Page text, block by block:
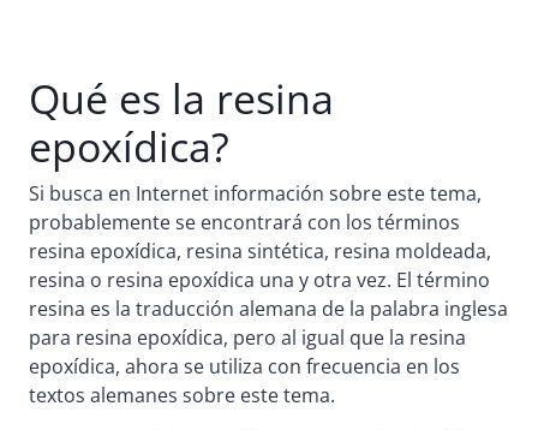
Qué es la resina
epoxídica?
Si busca en Internet información sobre este tema,
probablemente se encontrará con los términos
resina epoxídica, resina sintética, resina moldeada,
resina o resina epoxídica una y otra vez. El término
resina es la traducción alemana de la palabra inglesa
para resina epoxídica, pero al igual que la resina
epoxídica, ahora se utiliza con frecuencia en los
textos alemanes sobre este tema.